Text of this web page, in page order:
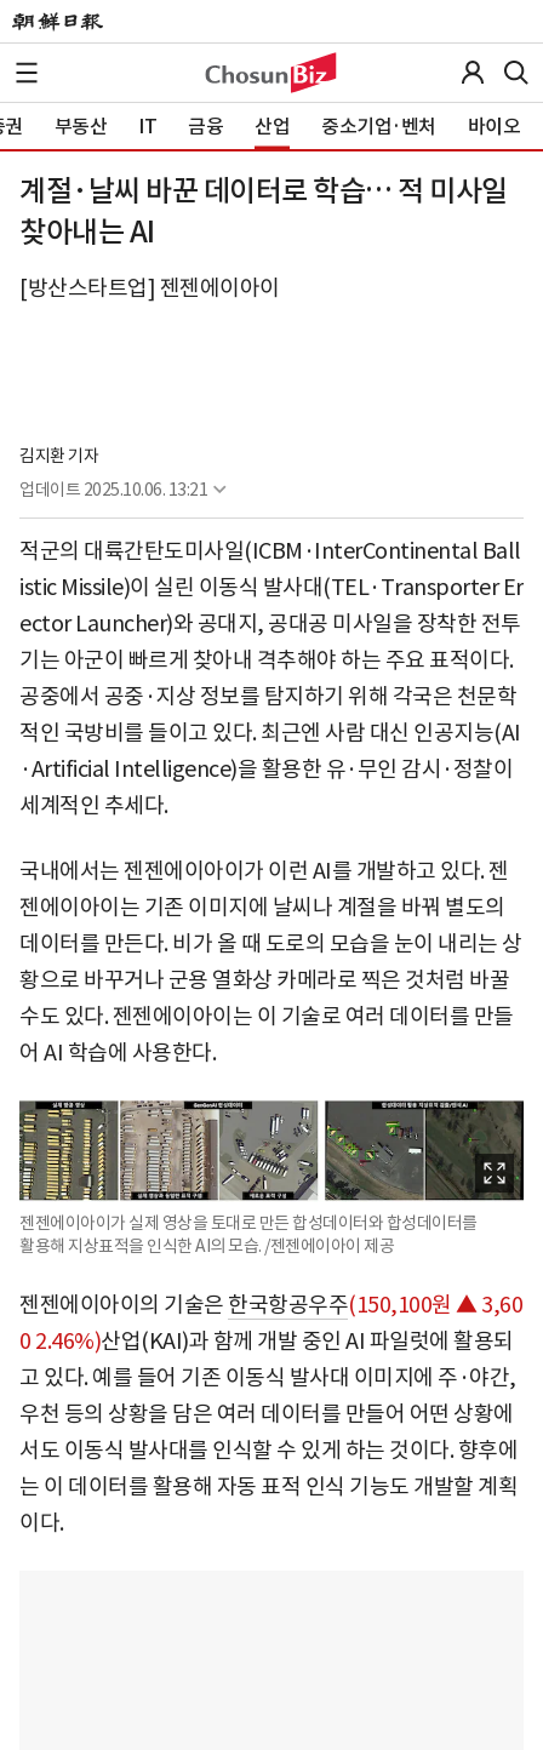
부동산 IT 금융 산업 중소기업·벤처 바이오
계절·날씨 바꾼 데이터로 학습… 적 미사일
찾아내는 AI
[방산스타트업] 젠젠에이아이
김지환 기자
업데이트 2025.10.06. 13:21
적군의 대륙간탄도미사일(ICBM·InterContinental Ball
istic Missile)이 실린 이동식 발사대(TEL·Transporter Er
ector Launcher)와 공대지, 공대공 미사일을 장착한 전투
기는 아군이 빠르게 찾아내 격추해야 하는 주요 표적이다.
공중에서 공중·지상 정보를 탐지하기 위해 각국은 천문학
적인 국방비를 들이고 있다. 최근엔 사람 대신 인공지능(AI
·Artificial Intelligence)을 활용한 유·무인 감시·정찰이
세계적인 추세다.
국내에서는 젠젠에이아이가 이런 AI를 개발하고 있다. 젠
젠에이아이는 기존 이미지에 날씨나 계절을 바꿔 별도의
데이터를 만든다. 비가 올 때 도로의 모습을 눈이 내리는 상
황으로 바꾸거나 군용 열화상 카메라로 찍은 것처럼 바꿀
수도 있다. 젠젠에이아이는 이 기술로 여러 데이터를 만들
어 AI 학습에 사용한다.
젠젠에이아이가 실제 영상을 토대로 만든 합성데이터와 합성데이터를
활용해 지상표적을 인식한 AI의 모습. /젠젠에이아이 제공
젠젠에이아이의 기술은 한국항공우주(150,100원 ▲ 3,60
0 2.46%)산업(KAI)과 함께 개발 중인 AI 파일럿에 활용되
고 있다. 예를 들어 기존 이동식 발사대 이미지에 주·야간,
우천 등의 상황을 담은 여러 데이터를 만들어 어떤 상황에
서도 이동식 발사대를 인식할 수 있게 하는 것이다. 향후에
는 이 데이터를 활용해 자동 표적 인식 기능도 개발할 계획
이다.